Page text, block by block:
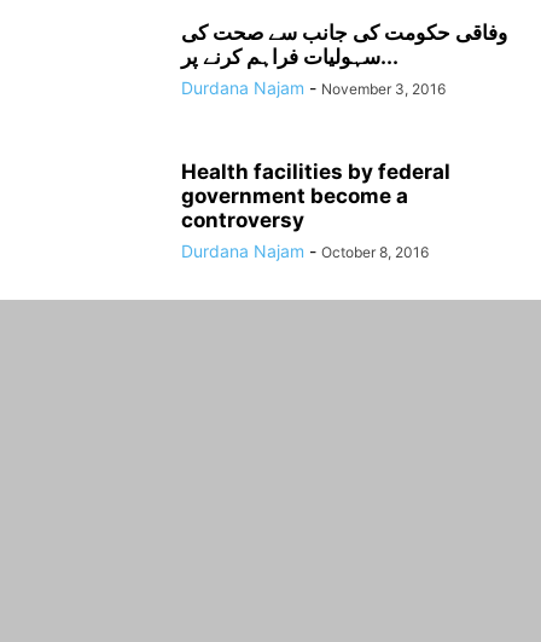
وفاقی حکومت کی جانب سے صحت کی
سہولیات فراہم کرنے پر...
Durdana Najam - November 3, 2016
Health facilities by federal
government become a
controversy
Durdana Najam - October 8, 2016